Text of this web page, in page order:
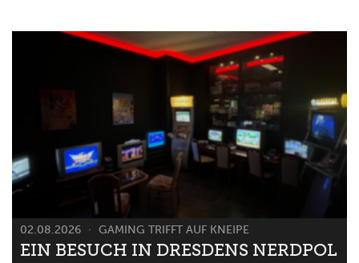
02.08.2026 GAMING TRIFFT AUF KNEIPE
EIN BESUCH IN DRESDENS NERDPOL